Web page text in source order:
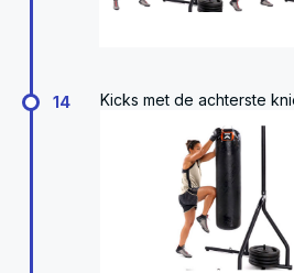
14 Kicks met de achterste